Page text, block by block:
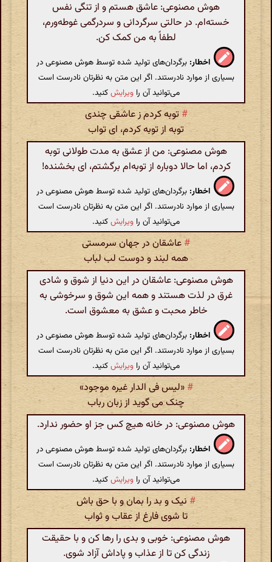
هوش مصنوعی: عاشق هستم و از تنگی نفس
خسته‌ام. در حالتی سرگردانی و سردرگمی غوطه‌ورم،
لطفاً به من کمک کن.
اخطار: برگردان‌های تولید شده توسط هوش مصنوعی در
بسیاری از موارد نادرستند. اگر این متن به نظرتان نادرست است
می‌توانید آن را ویرایشکنید.
# توبه کردم ز عاشقی چندی
توبه از توبه کردم، ای تواب
هوش مصنوعی: من از عشق به مدت طولانی توبه
کردم، اما حالا دوباره از توبه‌ام برگشتم، ای بخشنده!
اخطار: برگردان‌های تولید شده توسط هوش مصنوعی در
بسیاری از موارد نادرستند. اگر این متن به نظرتان نادرست است
می‌توانید آن را ویرایشکنید.
# عاشقان در جهان سرمستی
همه لبند و دوست لب لباب
هوش مصنوعی: عاشقان در این دنیا از شوق و شادی
غرق در لذت هستند و همه این شوق و سرخوشی به
خاطر محبت و عشق به معشوق است.
اخطار: برگردان‌های تولید شده توسط هوش مصنوعی در
بسیاری از موارد نادرستند. اگر این متن به نظرتان نادرست است
می‌توانید آن را ویرایشکنید.
# «لیس فی الدار غیره موجود»
چنک می گوید از زبان رباب
هوش مصنوعی: در خانه هیچ کس جز او حضور ندارد.
اخطار: برگردان‌های تولید شده توسط هوش مصنوعی در
بسیاری از موارد نادرستند. اگر این متن به نظرتان نادرست است
می‌توانید آن را ویرایشکنید.
# نیک و بد را بمان و با حق باش
تا شوی فارغ از عقاب و ثواب
هوش مصنوعی: خوبی و بدی را رها کن و با حقیقت
زندگی کن تا از عذاب و پاداش آزاد شوی.